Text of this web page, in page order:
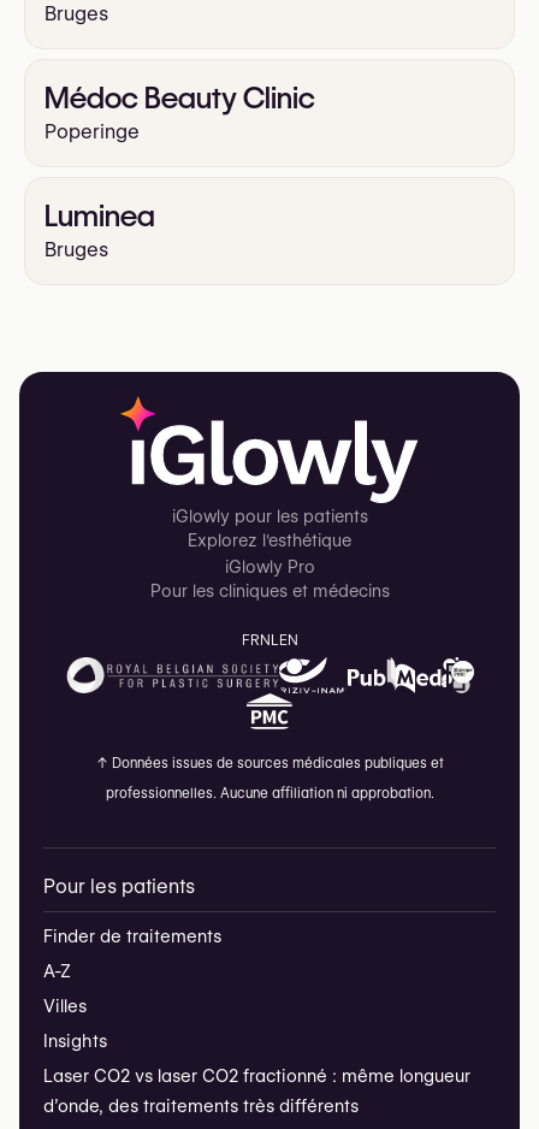
Bruges
Médoc Beauty Clinic
Poperinge
Luminea
Bruges
iGlowly pour les patients
Explorez l'esthétique
iGlowly Pro
Pour les cliniques et médecins
FRNLEN
↑ Données issues de sources médicales publiques et
professionnelles. Aucune affiliation ni approbation.
Pour les patients
Finder de traitements
A-Z
Villes
Insights
Laser CO2 vs laser CO2 fractionné : même longueur
d’onde, des traitements très différents